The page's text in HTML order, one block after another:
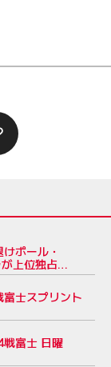
ポール・
上位独占
士スプリント
富士 日曜